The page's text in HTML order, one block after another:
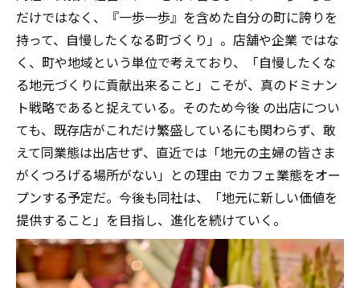
だけではなく、『一歩一歩』を含めた自分の町に誇りを
持って、自慢したくなる町づくり」。店舗や企業 ではな
く、町や地域という単位で考えており、「自慢したくな
る地元づくりに貢献出来ること」こそが、真のドミナン
ト戦略であると捉えている。そのため今後 の出店につい
ても、既存店がこれだけ繁盛しているにも関わらず、敢
えて同業態は出店せず、直近では「地元の主婦の皆さま
がくつろげる場所がない」との理由 でカフェ業態をオー
プンする予定だ。今後も同社は、「地元に新しい価値を
提供すること」を目指し、進化を続けていく。